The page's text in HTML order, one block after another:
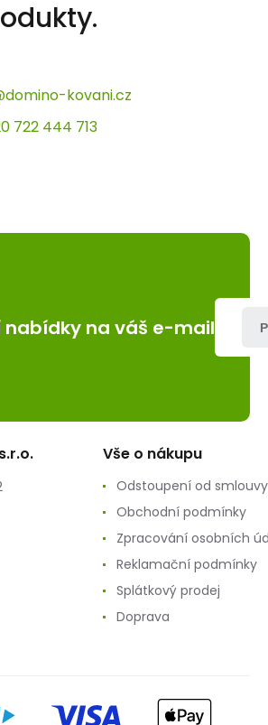
kovani.cz
722 444 713
nabídky na váš e-mail
Vše o nákupu
Odstoupení od smlouvy
Obchodní podmínky
Zpracování osobních
Reklamační podmínky
Splátkový prodej
Doprava